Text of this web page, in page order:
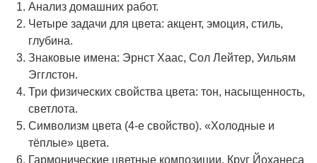
Анализ домашних работ.
Четыре задачи для цвета: акцент, эмоция, стиль,
глубина.
Знаковые имена: Эрнст Хаас, Сол Лейтер, Уильям
Эгглстон.
Три физических свойства цвета: тон, насыщенность,
светлота.
Символизм цвета (4-е свойство). «Холодные и
тёплые» цвета.
Гармонические цветные композиции. Круг Йоханеса